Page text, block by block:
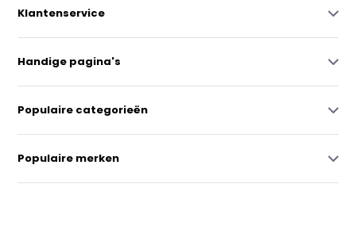
Klantenservice
Handige pagina's
Populaire categorieën
Populaire merken